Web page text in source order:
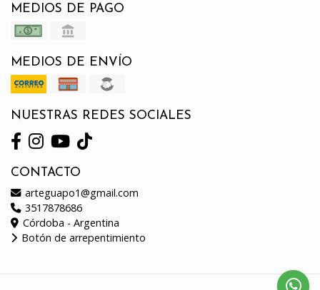
MEDIOS DE PAGO
MEDIOS DE ENVÍO
NUESTRAS REDES SOCIALES
CONTACTO
arteguapo1@gmail.com
3517878686
Córdoba - Argentina
Botón de arrepentimiento